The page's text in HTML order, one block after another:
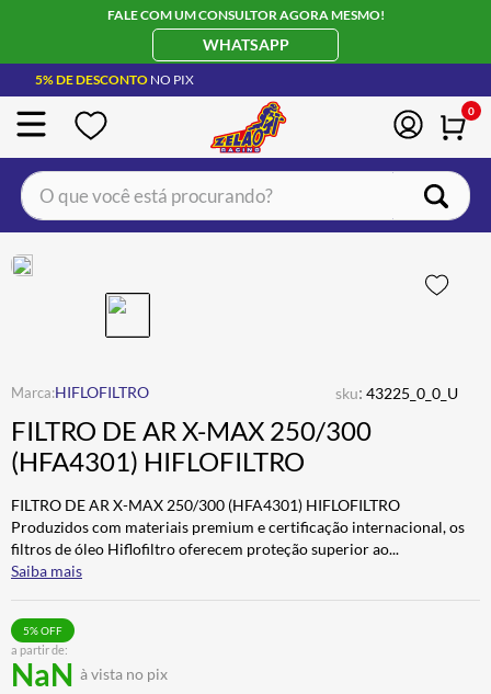
FALE COM UM CONSULTOR AGORA MESMO!
WHATSAPP
5% DE DESCONTO NO PIX
0
O que você está procurando?
HIFLOFILTRO sku: 43225_0_0_U
FILTRO DE AR X-MAX 250/300
(HFA4301) HIFLOFILTRO
FILTRO DE AR X-MAX 250/300 (HFA4301) HIFLOFILTRO
Produzidos com materiais premium e certificação internacional, os
filtros de óleo Hiflofiltro oferecem proteção superior ao...
Saiba mais
a partir de:
NaN à vista no pix
5% OFF
BOTA
4º ÓCULOS SOLAR
5º LUVA
6º BAU
7º ALPINESTAR
8 º CALÇA
9º BOTAS
10º